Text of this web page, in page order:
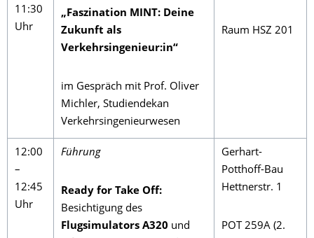
11:30
Uhr
„Faszination MINT: Deine
Zukunft als
Verkehrsingenieur:in“
im Gespräch mit Prof. Oliver
Michler, Studiendekan
Verkehrsingenieurwesen
Raum HSZ 201
12:00
–
12:45
Uhr
Führung
Ready for Take Off:
Besichtigung des
Flugsimulators A320 und
Gerhart-
Potthoff-Bau
Hettnerstr. 1
POT 259A (2.